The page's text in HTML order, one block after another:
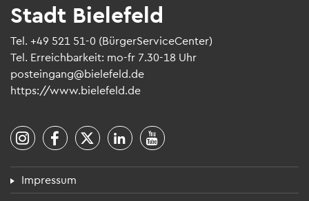
Stadt Bie­le­feld
Tel. +49 521 51-0 (Bür­ger­Ser­vice­Cen­ter)
Tel. Erreich­bar­keit: mo-fr 7.30-18 Uhr
post­ein­gang@​bielefeld.​de
https://​www.​bielefeld.​de
Fuß­zei­len­menü
Impres­sum